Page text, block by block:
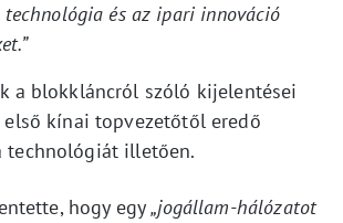
és az ipari innováció
a blokkláncról szóló kijelentései
kínai topvezetőtől eredő
technológiát illetően.
hogy egy„jogállam-hálózatot